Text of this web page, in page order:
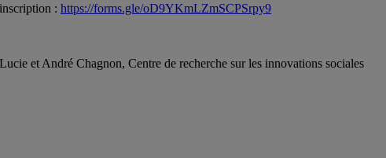
: https://forms.gle/oD9YKmLZmSCPSrpy9
et André Chagnon, Centre de recherche sur les innovations sociales